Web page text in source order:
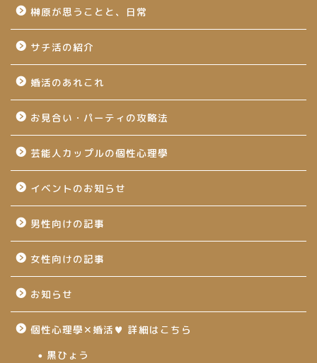
榊原が思うことと、日常
サチ活の紹介
婚活のあれこれ
お見合い・パーティの攻略法
芸能人カップルの個性心理學
イベントのお知らせ
男性向けの記事
女性向けの記事
お知らせ
個性心理學✕婚活♥ 詳細はこちら
黒ひょう